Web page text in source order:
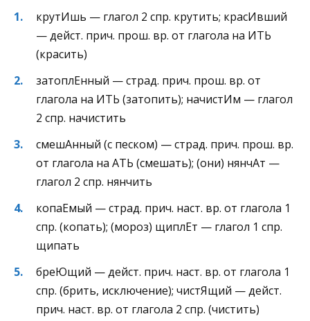
крутИшь — глагол 2 спр. крутить; красИвший
— дейст. прич. прош. вр. от глагола на ИТЬ
(красить)
затоплЕнный — страд. прич. прош. вр. от
глагола на ИТЬ (затопить); начистИм — глагол
2 спр. начистить
смешАнный (с песком) — страд. прич. прош. вр.
от глагола на АТЬ (смешать); (они) нянчАт —
глагол 2 спр. нянчить
копаЕмый — страд. прич. наст. вр. от глагола 1
спр. (копать); (мороз) щиплЕт — глагол 1 спр.
щипать
бреЮщий — дейст. прич. наст. вр. от глагола 1
спр. (брить, исключение); чистЯщий — дейст.
прич. наст. вр. от глагола 2 спр. (чистить)